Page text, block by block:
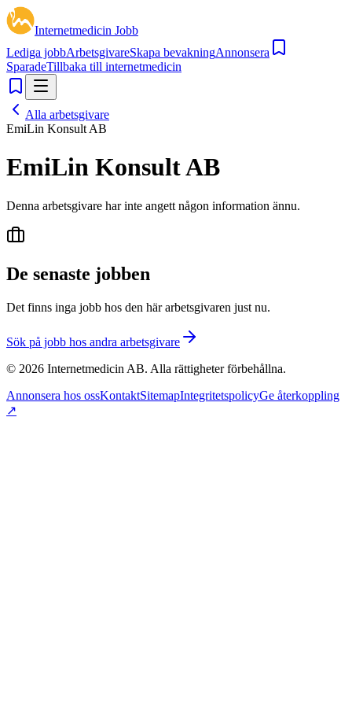
Internetmedicin Jobb
Lediga jobbArbetsgivareSkapa bevakningAnnonsera
SparadeTillbaka till internetmedicin
Alla arbetsgivare
EmiLin Konsult AB
EmiLin Konsult AB
Denna arbetsgivare har inte angett någon information ännu.
De senaste jobben
Det finns inga jobb hos den här arbetsgivaren just nu.
Sök på jobb hos andra arbetsgivare
© 2026 Internetmedicin AB. Alla rättigheter förbehållna.
Annonsera hos ossKontaktSitemapIntegritetspolicyGe återkoppling
↗